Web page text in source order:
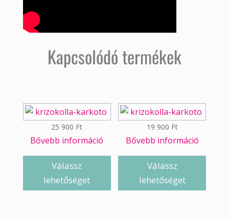
Kapcsolódó termékek
25 900 Ft
Bővebb információ
Válassz
lehetőséget
19 900 Ft
Bővebb információ
Válassz
lehetőséget